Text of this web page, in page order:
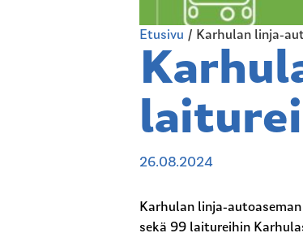
Etusivu / Karhulan linja-
26.08.2024
Karhulan linja-
sekä 99 laitureihin